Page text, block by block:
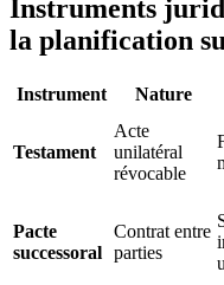
Instruments
la planification
Instrument Nature
Testament
Acte
unilatéral
révocable
Pacte
successoral
Contrat entre
parties